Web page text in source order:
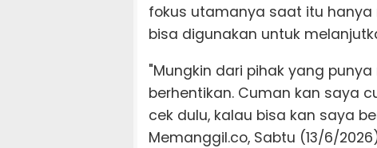
fokus utamanya saat itu
bisa digunakan untuk
"Mungkin dari pihak yang
berhentikan. Cuman kan saya
cek dulu, kalau bisa kan saya
Memanggil.co, Sabtu (13/6/